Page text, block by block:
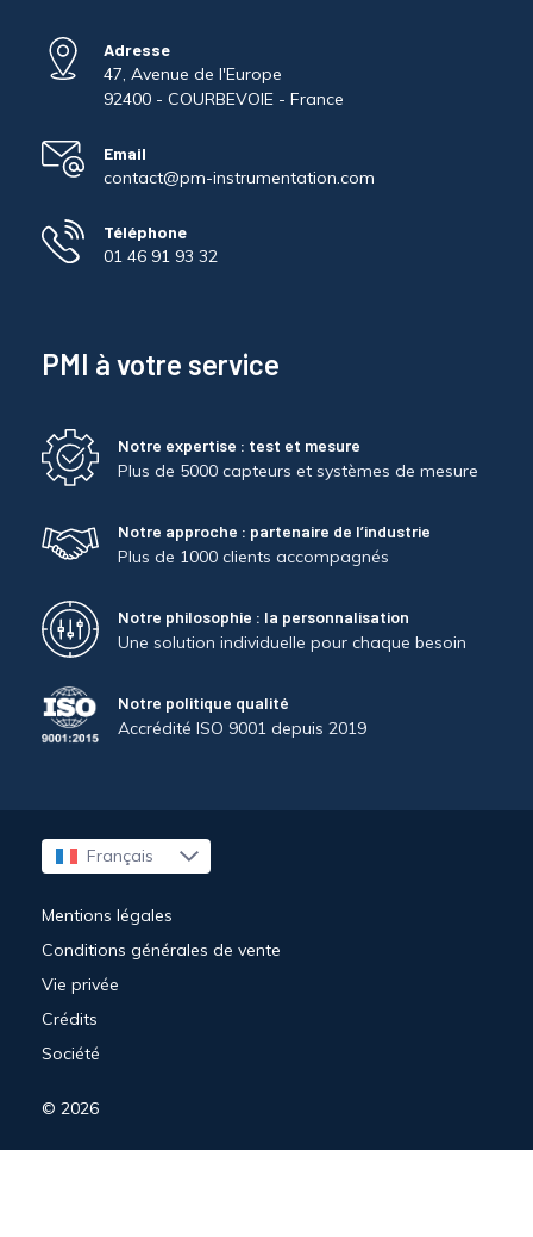
Adresse
47, Avenue de l'Europe
92400 - COURBEVOIE - France
Email
contact@pm-instrumentation.com
Téléphone
01 46 91 93 32
PMI à votre service
Notre expertise : test et mesure
Plus de 5000 capteurs et systèmes de mesure
Notre approche : partenaire de l’industrie
Plus de 1000 clients accompagnés
Notre philosophie : la personnalisation
Une solution individuelle pour chaque besoin
Notre politique qualité
Accrédité ISO 9001 depuis 2019
Français
English
Mentions légales
Conditions générales de vente
Vie privée
Crédits
Société
© 2026